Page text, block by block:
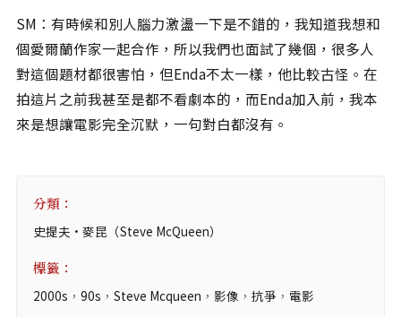
SM：有時候和別人腦力激盪一下是不錯的，我知道我想和
個愛爾蘭作家一起合作，所以我們也面試了幾個，很多人
對這個題材都很害怕，但Enda不太一樣，他比較古怪。在
拍這片之前我甚至是都不看劇本的，而Enda加入前，我本
來是想讓電影完全沉默，一句對白都沒有。
分類：
史提夫·麥昆（Steve McQueen）
標籤：
2000s ， 90s ， Steve Mcqueen ， 影像 ， 抗爭 ， 電影